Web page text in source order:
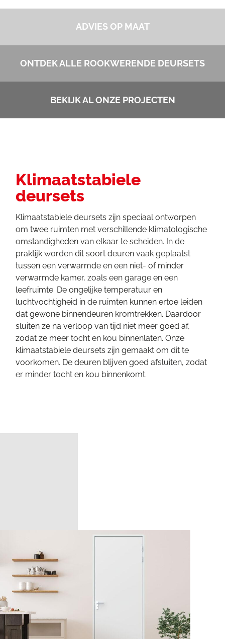
ADVIES OP MAAT
ONTDEK ALLE ROOKWERENDE DEURSETS
BEKIJK AL ONZE PROJECTEN
Klimaatstabiele
deursets
Klimaatstabiele deursets zijn speciaal ontworpen
om twee ruimten met verschillende klimatologische
omstandigheden van elkaar te scheiden. In de
praktijk worden dit soort deuren vaak geplaatst
tussen een verwarmde en een niet- of minder
verwarmde kamer, zoals een garage en een
leefruimte. De ongelijke temperatuur en
luchtvochtigheid in de ruimten kunnen ertoe leiden
dat gewone binnendeuren kromtrekken. Daardoor
sluiten ze na verloop van tijd niet meer goed af,
zodat ze meer tocht en kou binnenlaten. Onze
klimaatstabiele deursets zijn gemaakt om dit te
voorkomen. De deuren blijven goed afsluiten, zodat
er minder tocht en kou binnenkomt.